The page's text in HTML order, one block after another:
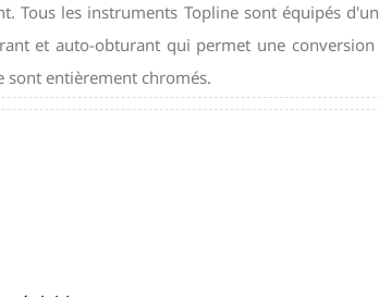
Tous les instruments Topline sont équipés
et auto-obturant qui permet une
sont entièrement chromés.